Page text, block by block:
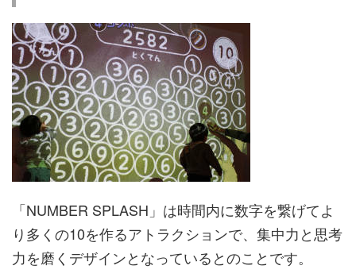
「NUMBER SPLASH」は時間内に数字を繋げてよ
り多くの10を作るアトラクションで、集中力と思考
力を磨くデザインとなっているとのことです。